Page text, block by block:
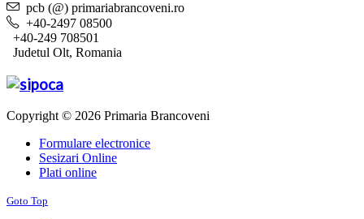
pcb (@) primariabrancoveni.ro
+40-2497 08500
+40-249 708501
Judetul Olt, Romania
Copyright © 2026 Primaria Brancoveni
Formulare electronice
Sesizari Online
Plati online
Goto Top